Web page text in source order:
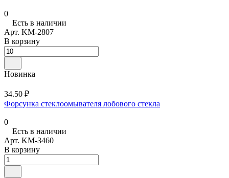
0
Есть в наличии
Арт. KM-2807
В корзину
Новинка
34.50 ₽
Форсунка стеклоомывателя лобового стекла
0
Есть в наличии
Арт. KM-3460
В корзину